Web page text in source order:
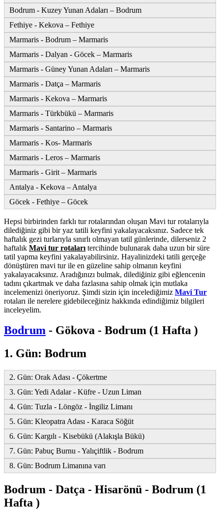
Bodrum - Kuzey Yunan Adaları – Bodrum
Fethiye - Kekova – Fethiye
Marmaris - Bodrum – Marmaris
Marmaris - Dalyan - Göcek – Marmaris
Marmaris - Güney Yunan Adaları – Marmaris
Marmaris - Datça – Marmaris
Marmaris - Kekova – Marmaris
Marmaris - Türkbükü – Marmaris
Marmaris - Santarino – Marmaris
Marmaris - Kos- Marmaris
Marmaris - Leros – Marmaris
Marmaris - Girit – Marmaris
Antalya - Kekova – Antalya
Göcek - Fethiye – Göcek
Hepsi birbirinden farklı tur rotalarından oluşan Mavi tur rotalarıyla
dilediğiniz gibi bir yaz tatili keyfini yakalayacaksınız. Sadece tek
haftalık gezi turlarıyla sınırlı olmayan tatil günlerinde, dilerseniz 2
haftalık Mavi tur rotaları tercihinde bulunarak daha uzun bir süre
tatil yapma keyfini yakalayabilirsiniz. Hayalinizdeki tatili gerçeğe
dönüştüren mavi tur ile en güzeline sahip olmanın keyfini
yakalayacaksınız. Aradığınızı bulmak, dilediğiniz gibi eğlencenin
tadını çıkartmak ve daha fazlasına sahip olmak için mutlaka
incelemenizi öneriyoruz. Şimdi sizin için incelediğimiz Mavi Tur
rotaları ile nerelere gidebileceğiniz hakkında edindiğimiz bilgileri
inceleyelim.
Bodrum - Gökova - Bodrum (1 Hafta )
1. Gün: Bodrum
2. Gün: Orak Adası - Çökertme
3. Gün: Yedi Adalar - Küfre - Uzun Liman
4. Gün: Tuzla - Löngöz - İngiliz Limanı
5. Gün: Kleopatra Adası - Karaca Söğüt
6. Gün: Kargılı - Kisebükü (Alakışla Bükü)
7. Gün: Pabuç Burnu - Yalıçiftlik - Bodrum
8. Gün: Bodrum Limanına varı
Bodrum - Datça - Hisarönü - Bodrum (1
Hafta )